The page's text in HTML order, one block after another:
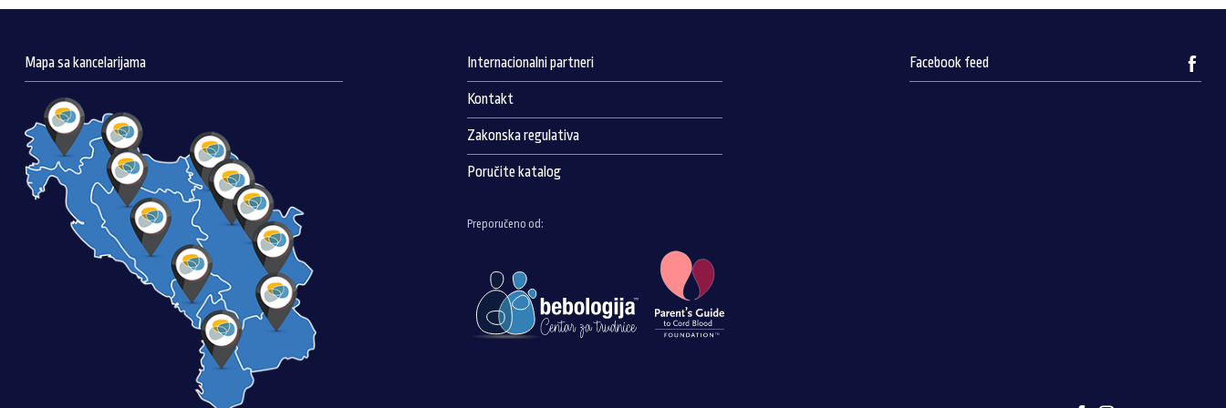
Mapa sa kancelarijama Internacionalni partneri
Kontakt
Zakonska regulativa
Poručite katalog
Preporučeno od:
Facebook feed